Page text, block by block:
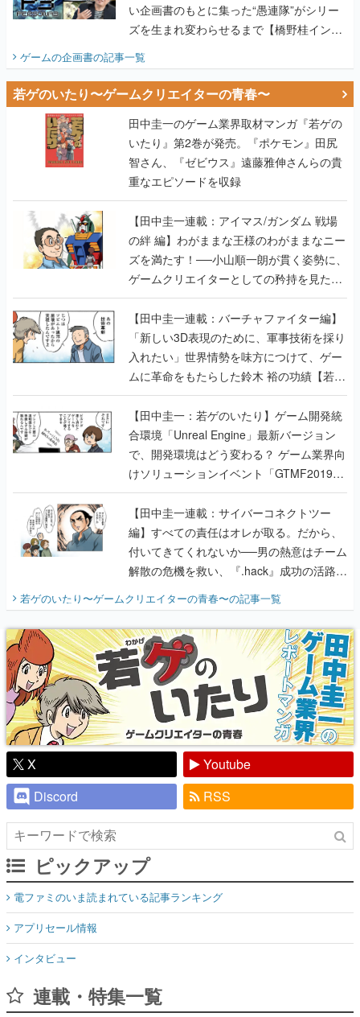
い企画書のもとに集った“愚連隊”がシリー
ズを生まれ変わらせるまで【橋野桂インタ
ビュー】
ゲームの企画書の記事一覧
若ゲのいたり〜ゲームクリエイターの青春〜
田中圭一のゲーム業界取材マンガ『若ゲの
いたり』第2巻が発売。『ポケモン』田尻
智さん、『ゼビウス』遠藤雅伸さんらの貴
重なエピソードを収録
【田中圭一連載：アイマス/ガンダム 戦場
の絆 編】わがままな王様のわがままなニー
ズを満たす！──小山順一朗が貫く姿勢に、
ゲームクリエイターとしての矜持を見た
【若ゲのいたり最終回】
【田中圭一連載：バーチャファイター編】
「新しい3D表現のために、軍事技術を採り
入れたい」世界情勢を味方につけて、ゲー
ムに革命をもたらした鈴木 裕の功績【若ゲ
のいたり】
【田中圭一：若ゲのいたり】ゲーム開発統
合環境「Unreal Engine」最新バージョン
で、開発環境はどう変わる？ ゲーム業界向
けソリューションイベント「GTMF2019」
に行って、より理解を深めよう【PR】
【田中圭一連載：サイバーコネクトツー
編】すべての責任はオレが取る。だから、
付いてきてくれないか──男の熱意はチーム
解散の危機を救い、『.hack』成功の活路を
開く。業界の快男児・松山 洋に流れる血は
『少年ジャンプ』色だった【若ゲのいた
り】
若ゲのいたり〜ゲームクリエイターの青春〜の記事一覧
X
Youtube
Discord
RSS
ピックアップ
電ファミのいま読まれている記事ランキング
アプリセール情報
インタビュー
連載・特集一覧